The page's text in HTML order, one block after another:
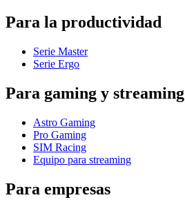
Para la productividad
Serie Master
Serie Ergo
Para gaming y streaming
Astro Gaming
Pro Gaming
SIM Racing
Equipo para streaming
Para empresas